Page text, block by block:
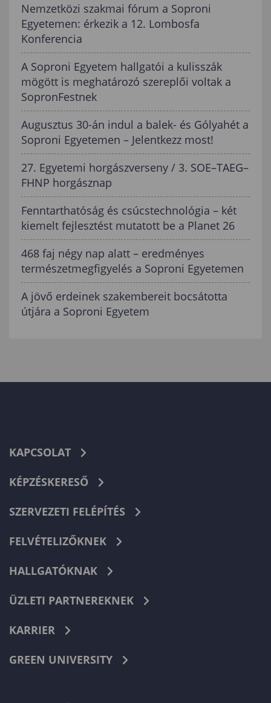
Nemzetközi szakmai fórum a Soproni
Egyetemen: érkezik a 12. Lombosfa
Konferencia
A Soproni Egyetem hallgatói a kulisszák
mögött is meghatározó szereplői voltak a
SopronFestnek
Augusztus 30-án indul a balek- és Gólyahét a
Soproni Egyetemen – Jelentkezz most!
27. Egyetemi horgászverseny / 3. SOE–TAEG–
FHNP horgásznap
Fenntarthatóság és csúcstechnológia – két
kiemelt fejlesztést mutatott be a Planet 26
468 faj négy nap alatt – eredményes
természetmegfigyelés a Soproni Egyetemen
A jövő erdeinek szakembereit bocsátotta
útjára a Soproni Egyetem
KAPCSOLAT
KÉPZÉSKERESŐ
SZERVEZETI FELÉPÍTÉS
FELVÉTELIZŐKNEK
HALLGATÓKNAK
ÜZLETI PARTNEREKNEK
KARRIER
GREEN UNIVERSITY